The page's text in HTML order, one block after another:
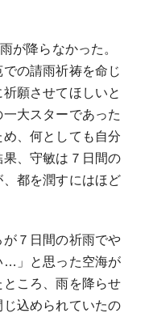
が降らなかった。
の請雨祈祷を命じ
願させてほしいと
大スターであった
、何としても自分
、守敏は７日間の
都を潤すにはほど
７日間の祈雨でや
…」と思った空海が
ころ、雨を降らせ
込められていたの